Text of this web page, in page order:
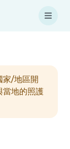
家/地區開
當地的照護